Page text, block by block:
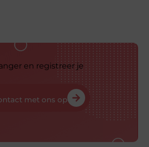
en registreer je
met ons op